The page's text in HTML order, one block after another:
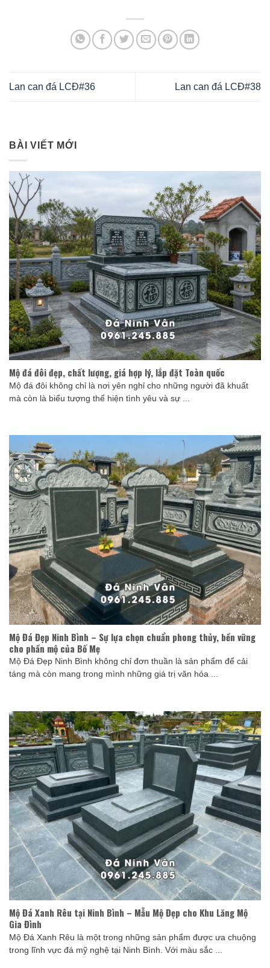
Lan can đá LCĐ#36 Lan can đá LCĐ#38
BÀI VIẾT MỚI
Mộ đá đôi đẹp, chất lượng, giá hợp lý, lắp đặt Toàn quốc
Mộ đá đôi không chỉ là nơi yên nghỉ cho những người đã khuất
mà còn là biểu tượng thể hiện tình yêu và sự ...
Mộ Đá Đẹp Ninh Bình – Sự lựa chọn chuẩn phong thủy, bền vững
cho phần mộ của Bố Mẹ
Mộ Đá Đẹp Ninh Bình không chỉ đơn thuần là sản phẩm để cải
táng mà còn mang trong mình những giá trị văn hóa ...
Mộ Đá Xanh Rêu tại Ninh Bình – Mẫu Mộ Đẹp cho Khu Lăng Mộ
Gia Đình
Mộ Đá Xanh Rêu là một trong những sản phẩm được ưa chuộng
trong lĩnh vực đá mỹ nghệ tại Ninh Bình. Với màu sắc ...